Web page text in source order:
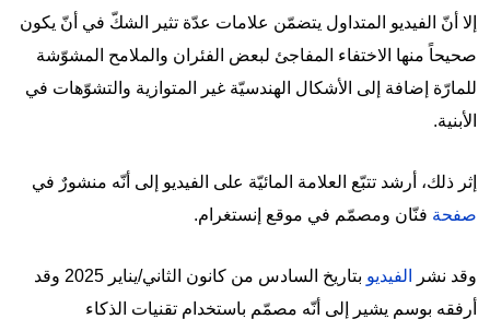
إلا أنّ الفيديو المتداول يتضمّن علامات عدّة تثير الشكّ في أنّ يكون
صحيحاً منها الاختفاء المفاجئ لبعض الفئران والملامح المشوّشة
للمارّة إضافة إلى الأشكال الهندسيّة غير المتوازية والتشوّهات في
الأبنية.
إثر ذلك، أرشد تتبّع العلامة المائيّة على الفيديو إلى أنّه منشورٌ في
صفحة فنّان ومصمّم في موقع إنستغرام.
وقد نشر الفيديو
بتاريخ السادس من كانون الثاني/يناير 2025 وقد
أرفقه بوسمٍ يشير إلى أنّه مصمّم باستخدام تقنيات الذكاء